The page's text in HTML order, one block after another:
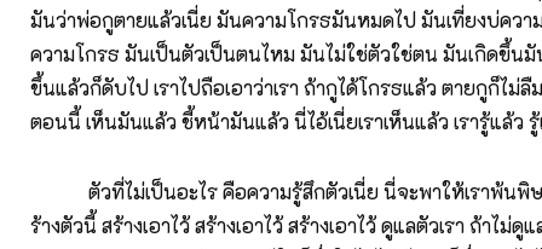
มันว่าพ่อกูตายแล้วเนี่ย มันความโกรธมันหมดไป มันเที่ยงบ่ควา
ความโกรธ มันเป็นตัวเป็นตนไหม มันไม่ใช่ตัวใช่ตน มันเกิดขึ้น
ขึ้นแล้วก็ดับไป เราไปถือเอาว่าเรา ถ้ากูได้โกรธแล้ว ตายกูก็ไม่ลื
ตอนนี้ เห็นมันแล้ว ชี้หน้ามันแล้ว นี่ไอ้เนี่ยเราเห็นแล้ว เรารู้แล้ว
ตัวที่ไม่เป็นอะไร คือความรู้สึกตัวเนี่ย นี่จะพาให้เราพ้นพิษ
ร้างตัวนี้ สร้างเอาไว้ สร้างเอาไว้ สร้างเอาไว้ ดูแลตัวเรา ถ้าไม่ดู